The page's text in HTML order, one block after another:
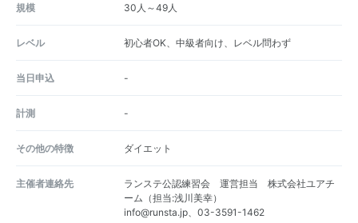
規模 30人～49人
レベル 初心者OK、中級者向け、レベル問わず
当日申込 -
計測 -
その他の特徴 ダイエット
主催者連絡先
ランステ公認練習会 運営担当 株式会社ユアチ
ーム（担当:浅川美幸）
info@runsta.jp、03-3591-1462